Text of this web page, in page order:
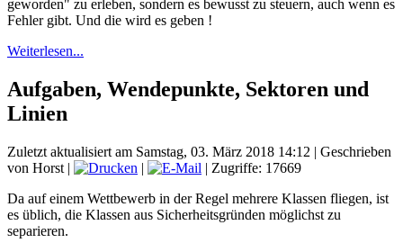
geworden" zu erleben, sondern es bewusst zu steuern, auch wenn es
Fehler gibt. Und die wird es geben !
Weiterlesen...
Aufgaben, Wendepunkte, Sektoren und
Linien
Zuletzt aktualisiert am Samstag, 03. März 2018 14:12 | Geschrieben
von Horst | |
| Zugriffe: 17669
Da auf einem Wettbewerb in der Regel mehrere Klassen fliegen, ist
es üblich, die Klassen aus Sicherheitsgründen möglichst zu
separieren.